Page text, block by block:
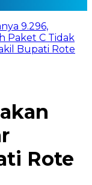
9.296,
Paket C Tidak
Bupati Rote
Rote